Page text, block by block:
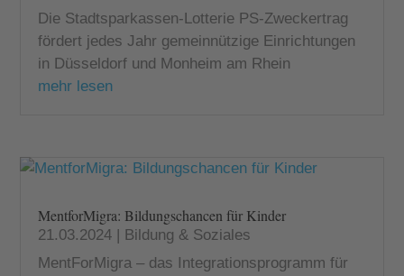
Die Stadtsparkassen-Lotterie PS-Zweckertrag
fördert jedes Jahr gemeinnützige Einrichtungen
in Düsseldorf und Monheim am Rhein
mehr lesen
MentforMigra: Bildungschancen für Kinder
21.03.2024 | Bildung & Soziales
MentForMigra – das Integrationsprogramm für